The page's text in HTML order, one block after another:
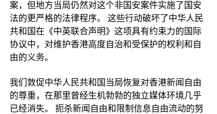
案，但地方当局仍然对这个非国安案件实施了国安
法的更严格的法律程序。
这些行动破坏了中华人民
共和国在《中英联合声明》这项具有约束力的国际
协议中，对维护香港高度自治和受保护的权利和自
由的义务。
我们敦促中华人民共和国当局恢复对香港新闻自由
的尊重，在那里曾经生机勃勃的独立媒体环境几乎
已经消失。
扼杀新闻自由和限制信息自由流动的努